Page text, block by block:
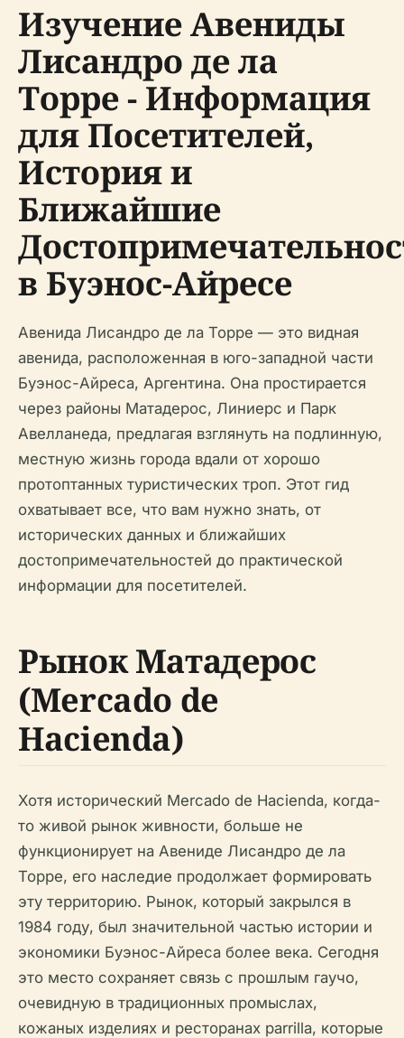
Изучение Авениды
Лисандро де ла
Торре - Информация
для Посетителей,
История и
Ближайшие
в Буэнос-Айресе
Авенидa Лисандро де ла Торре — это видная
авенидa, расположенная в юго-западной части
Буэнос-Айреса, Аргентина. Она простирается
через районы Матадерос, Линиерс и Парк
Авелланеда, предлагая взглянуть на подлинную,
местную жизнь города вдали от хорошо
протоптанных туристических троп. Этот гид
охватывает все, что вам нужно знать, от
исторических данных и ближайших
достопримечательностей до практической
информации для посетителей.
Рынок Матадерос
(Mercado de
Hacienda)
Хотя исторический Mercado de Hacienda, когда-
то живой рынок живности, больше не
функционирует на Авениде Лисандро де ла
Торре, его наследие продолжает формировать
эту территорию. Рынок, который закрылся в
1984 году, был значительной частью истории и
экономики Буэнос-Айреса более века. Сегодня
это место сохраняет связь с прошлым гаучо,
очевидную в традиционных промыслах,
кожаных изделиях и ресторанах parrilla, которые